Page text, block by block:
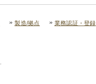
製造/拠点 業務認証・登録